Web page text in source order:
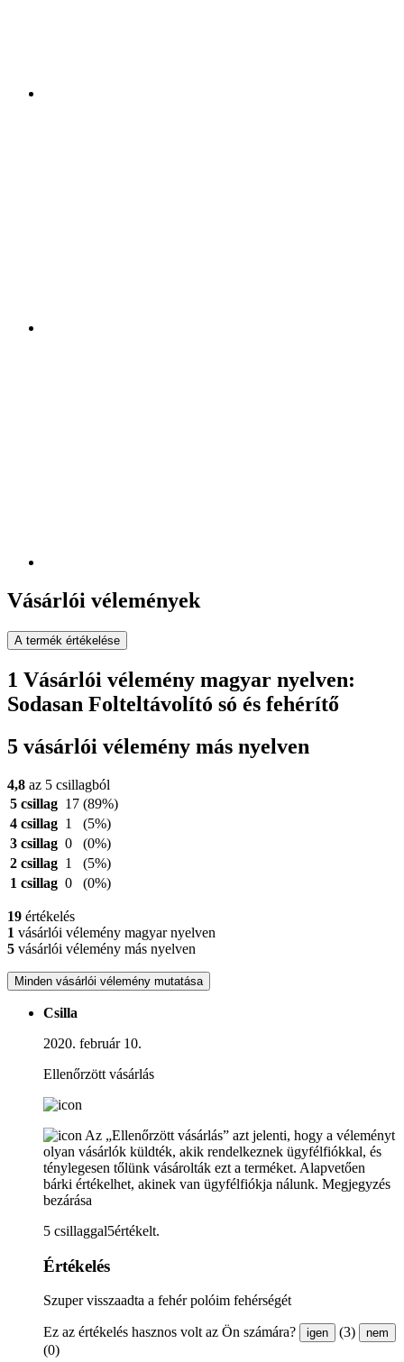
Vásárlói vélemények
A termék értékelése
1 Vásárlói vélemény magyar nyelven:
Sodasan Folteltávolító só és fehérítő
5 vásárlói vélemény más nyelven
4,8 az 5 csillagból
5 csillag 17 (89%)
4 csillag 1
(5%)
3 csillag 0
(0%)
2 csillag 1
(5%)
1 csillag 0 (0%)
19 értékelés
1 vásárlói vélemény magyar nyelven
5 vásárlói vélemény más nyelven
Minden vásárlói vélemény mutatása
Csilla
2020. február 10.
Ellenőrzött vásárlás
Az „Ellenőrzött vásárlás” azt jelenti, hogy a véleményt
olyan vásárlók küldték, akik rendelkeznek ügyfélfiókkal, és
ténylegesen tőlünk vásárolták ezt a terméket. Alapvetően
bárki értékelhet, akinek van ügyfélfiókja nálunk. Megjegyzés
bezárása
5 csillaggal5értékelt.
Értékelés
Szuper visszaadta a fehér polóim fehérségét
Ez az értékelés hasznos volt az Ön számára? igen (3) nem
(0)